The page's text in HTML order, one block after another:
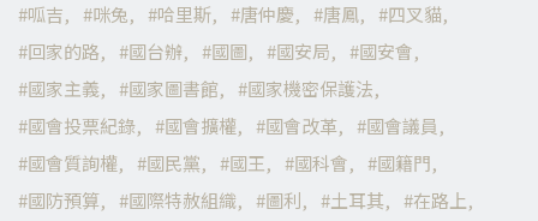
呱吉
咪兔 哈里斯 唐仲慶 唐鳳
四叉貓
回家的路
國台辦 國圖 國安局
國安會
國家主義
國家圖書館
國家機密保護法
國會投票紀錄
國會擴權 國會改革
國會議員
國會質詢權
國民黨 國王 國科會
國籍門
國防預算
國際特赦組織 圖利 土耳其 在路上